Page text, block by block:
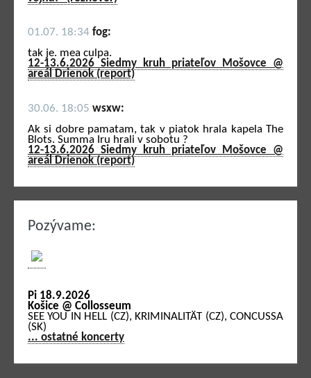
01.07. 18:34 fog:
tak je. mea culpa.
12-13.6.2026 Siedmy kruh priateľov Mošovce @
areál Drienok (report)
30.06. 18:05 wsxw:
Ak si dobre pamatam, tak v piatok hrala kapela The
Blots. Summa Iru hrali v sobotu ?
12-13.6.2026 Siedmy kruh priateľov Mošovce @
areál Drienok (report)
Pozývame:
Pi 18.9.2026
Košice @ Collosseum
SEE YOU IN HELL (CZ), KRIMINALITÄT (CZ), CONCUSSA
(SK)
... ostatné koncerty